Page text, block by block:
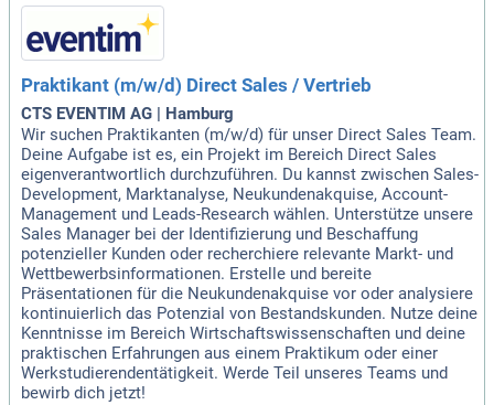
Praktikant (m/w/d) Direct Sales / Vertrieb
CTS EVENTIM AG | Hamburg
Wir suchen Praktikanten (m/w/d) für unser Direct Sales Team.
Deine Aufgabe ist es, ein Projekt im Bereich Direct Sales
eigenverantwortlich durchzuführen. Du kannst zwischen Sales-
Development, Marktanalyse, Neukundenakquise, Account-
Management und Leads-Research wählen. Unterstütze unsere
Sales Manager bei der Identifizierung und Beschaffung
potenzieller Kunden oder recherchiere relevante Markt- und
Wettbewerbsinformationen. Erstelle und bereite
Präsentationen für die Neukundenakquise vor oder analysiere
kontinuierlich das Potenzial von Bestandskunden. Nutze deine
Kenntnisse im Bereich Wirtschaftswissenschaften und deine
praktischen Erfahrungen aus einem Praktikum oder einer
Werkstudierendentätigkeit. Werde Teil unseres Teams und
bewirb dich jetzt!